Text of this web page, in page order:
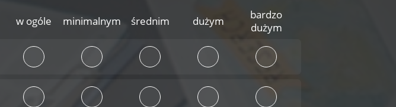
w ogóle minimalnym średnim dużym
bardzo
dużym